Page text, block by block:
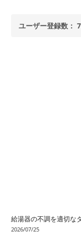
ユーザー登録数：
給湯器の不調を適切な
2026/07/25